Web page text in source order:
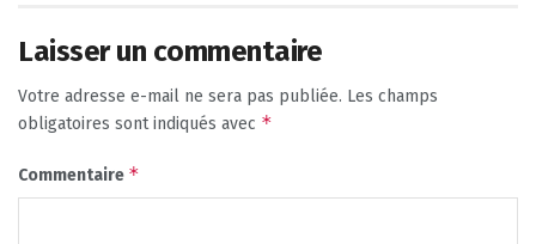
Laisser un commentaire
Votre adresse e-mail ne sera pas publiée. Les champs
obligatoires sont indiqués avec *
Commentaire *